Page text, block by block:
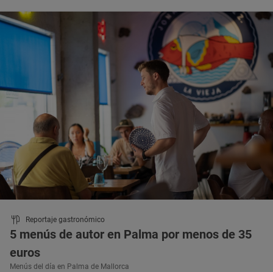
Reportaje gastronómico
5 menús de autor en Palma por menos de 35
euros
Menús del día en Palma de Mallorca